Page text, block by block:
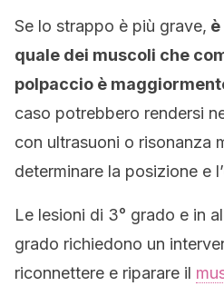
Se lo strappo è più grave,
quale dei muscoli che
polpaccio è
caso potrebbero rendersi
con ultrasuoni o risonanza
determinare la posizione e
Le lesioni di 3° grado e in
grado richiedono un
riconnettere e riparare il